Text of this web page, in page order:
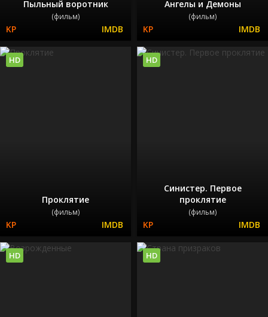
Пыльный воротник
(фильм)
Ангелы и Демоны
(фильм)
Проклятие
(фильм)
HD
Синистер. Первое
проклятие
(фильм)
HD
HD HD